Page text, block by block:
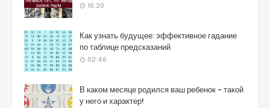
16:20
Как узнать будущее: эффективное гадание
по таблице предсказаний
02:46
В каком месяце родился ваш ребенок - такой
у него и характер!